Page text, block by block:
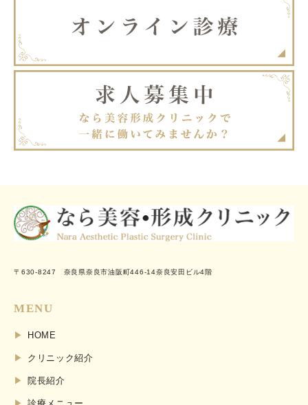
〒630-8247 奈良県奈良市油阪町446-14奈良安田ビル4階
MENU
HOME
クリニック紹介
院長紹介